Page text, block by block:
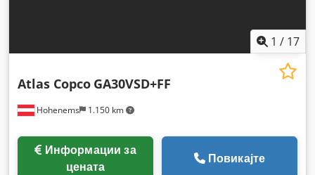
1 / 17
Hohenems 1.150 km
Atlas Copco GA30VSD+FF
цената
Повикајте